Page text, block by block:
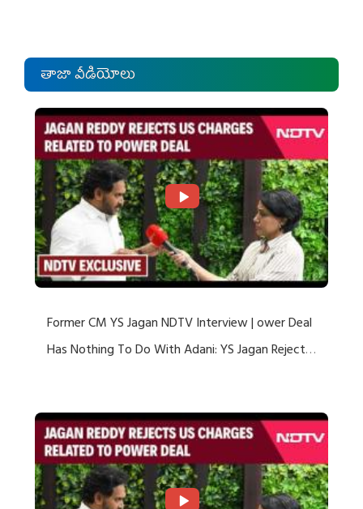
తాజా వీడియోలు
Former CM YS Jagan NDTV Interview | ower Deal
Has Nothing To Do With Adani: YS Jagan Rejects